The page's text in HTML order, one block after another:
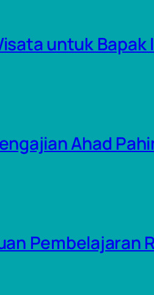
untuk Bapak
Ahad
Pembelajaran